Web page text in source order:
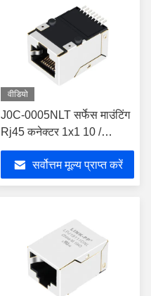
वीडियो
J0C-0005NLT सर्फेस माउंटिंग
Rj45 कनेक्टर 1x1 10 /
100Base-TX मैग्नेटिक
सर्वोत्तम मूल्य प्राप्त करें